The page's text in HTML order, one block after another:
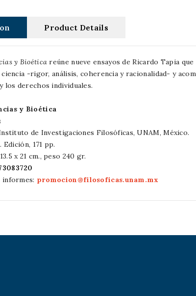
Product Details
y Bioética reúne nueve ensayos de Ricardo Tapia
-rigor, análisis, coherencia y racionalidad- y
los derechos individuales.
y Bioética
de Investigaciones Filosóficas, UNAM, México.
Edición, 171 pp.
x 21 cm., peso 240 gr.
informes: promocion@filosoficas.unam.mx